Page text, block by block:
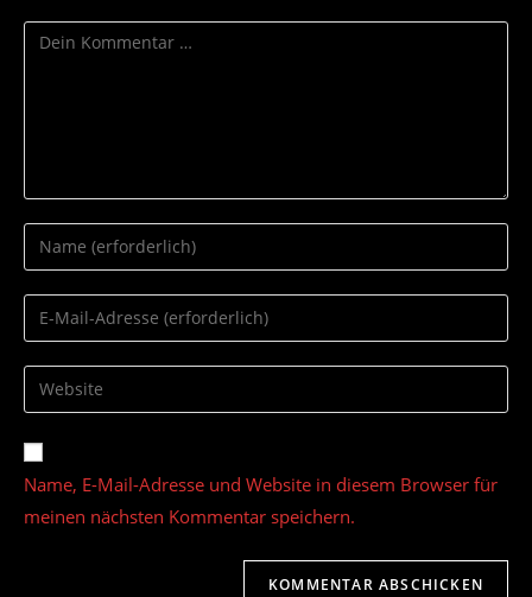
Kommentar
Gib
deinen
Namen
oder
zum
Kommentieren
ein
Gib
deine
E-
Mail-
zum
Kommentieren
ein
Gib
deine
Website-
URL
ein
(optional)
Name, E-Mail-Adresse und Website in diesem Browser für
meinen nächsten Kommentar speichern.